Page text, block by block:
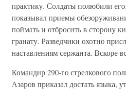
практику. Солдаты полюбили
показывал приемы
поймать и отбросить в сторону
гранату. Разведчики охотно
наставлениям сержанта. Вскоре
Командир 290-го стрелкового
Азаров приказал достать языка,